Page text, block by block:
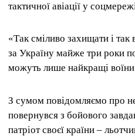
тактичної авіації у
«Так сміливо захищати і
за Україну майже три роки
можуть лише найкращі воїни
З сумом повідомляємо про
повернувся з бойового
патріот своєї країни –